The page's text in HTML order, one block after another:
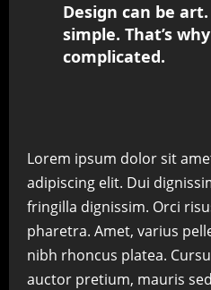
Design can be
simple. That’s
complicated.
Lorem ipsum dolor sit
adipiscing elit. Dui
fringilla dignissim. Orci
pharetra. Amet, varius
nibh rhoncus platea.
auctor pretium, mauris